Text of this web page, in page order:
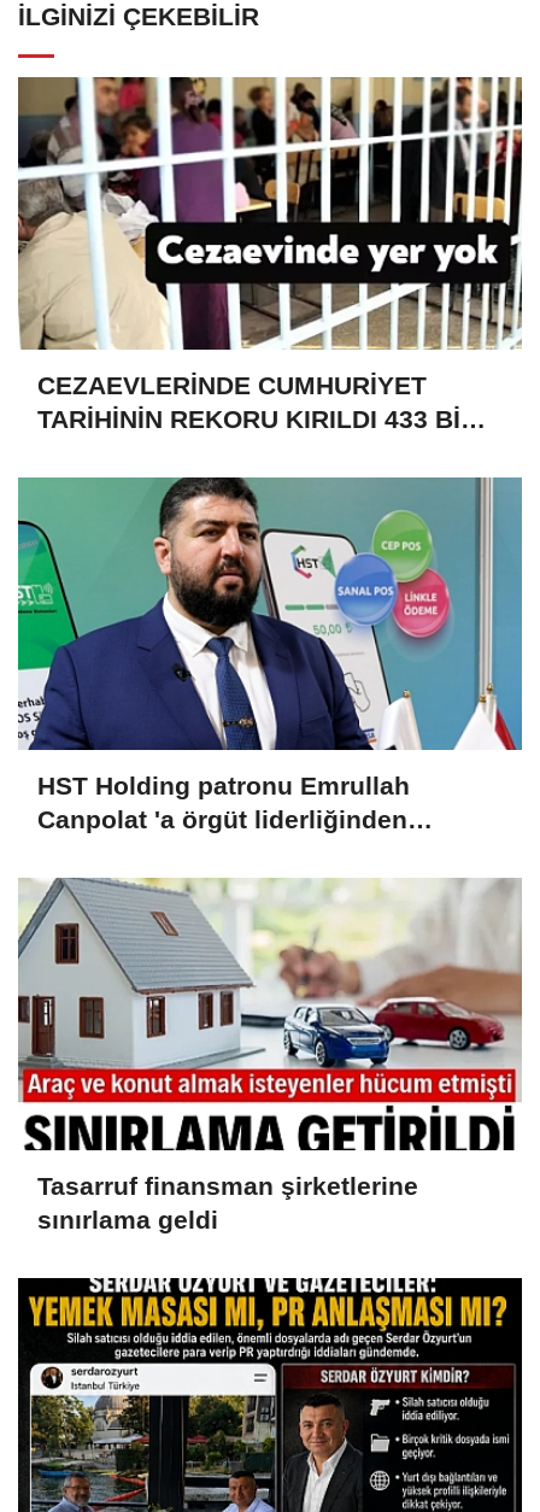
İLGINIZI ÇEKEBILIR
CEZAEVLERİNDE CUMHURİYET
TARİHİNİN REKORU KIRILDI 433 BİN
HST Holding patronu Emrullah
Canpolat 'a örgüt liderliğinden
malvarlığına el konuldu
Tasarruf finansman şirketlerine
sınırlama geldi